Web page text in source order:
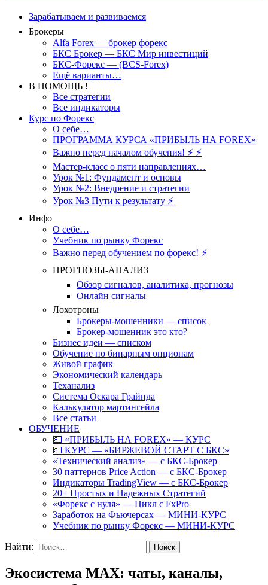
Зарабатываем и развиваемся
Брокеры
Alfa Forex — брокер форекс
БКС Брокер — БКС Мир инвестиций
БКС-Форекс — (BCS-Forex)
Ещё варианты…
В ПОМОЩЬ !
Все стратегии
Все индикаторы
Курс по Форекс
О себе…
ПРОГРАММА КУРСА «ПРИБЫЛЬ НА FOREX»
Важно перед началом обучения! ⚡ ⚡
Мастер-класс о пяти направлениях…
Урок №1: Фундамент и основы
Урок №2: Внедрение и стратегии
Урок №3 Пути к результату ⚡️
Инфо
О себе…
Учебник по рынку Форекс
Важно перед обучением по форекс! ⚡
ПРОГНОЗЫ-АНАЛИЗ
Обзор сигналов, аналитика, прогнозы
Онлайн сигналы
Лохотроны
Брокеры-мошенники — список
Брокер-мошенник это кто?
Бизнес идеи — списком
Обучение по бинарным опционам
Живой график
Экономический календарь
Теханализ
Система Оскара Грайнда
Калькулятор мартингейла
Все статьи
ОБУЧЕНИЕ
💵 «ПРИБЫЛЬ НА FOREX» — КУРС
💵 КУРС — «БИРЖЕВОЙ СТАРТ С БКС»
«Технический анализ» — с БКС-Брокер
30 паттернов Price Action — с БКС-Брокер
Индикаторы TradingView — с БКС-Брокер
20+ Простых и Надежных Стратегий
«Форекс с нуля» — Цикл с FxPro
Заработок на Фьючерсах — МИНИ-КУРС
Учебник по рынку Форекс — МИНИ-КУРС
Найти:
Экосистема MAX: чаты, каналы,